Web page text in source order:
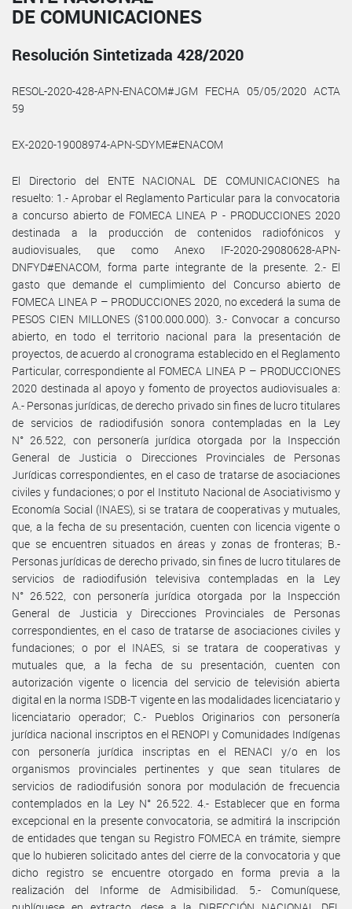
DE COMUNICACIONES
Resolución Sintetizada 428/2020
RESOL-2020-428-APN-ENACOM#JGM FECHA 05/05/2020 ACTA
59
EX-2020-19008974-APN-SDYME#ENACOM
El Directorio del ENTE NACIONAL DE COMUNICACIONES ha
resuelto: 1.- Aprobar el Reglamento Particular para la convocatoria
a concurso abierto de FOMECA LINEA P - PRODUCCIONES 2020
destinada a la producción de contenidos radiofónicos y
audiovisuales, que como Anexo IF-2020-29080628-APN-
DNFYD#ENACOM, forma parte integrante de la presente. 2.- El
gasto que demande el cumplimiento del Concurso abierto de
FOMECA LINEA P – PRODUCCIONES 2020, no excederá la suma de
PESOS CIEN MILLONES ($100.000.000). 3.- Convocar a concurso
abierto, en todo el territorio nacional para la presentación de
proyectos, de acuerdo al cronograma establecido en el Reglamento
Particular, correspondiente al FOMECA LINEA P – PRODUCCIONES
2020 destinada al apoyo y fomento de proyectos audiovisuales a:
A.- Personas jurídicas, de derecho privado sin fines de lucro titulares
de servicios de radiodifusión sonora contempladas en la Ley
N° 26.522, con personería jurídica otorgada por la Inspección
General de Justicia o Direcciones Provinciales de Personas
Jurídicas correspondientes, en el caso de tratarse de asociaciones
civiles y fundaciones; o por el Instituto Nacional de Asociativismo y
Economía Social (INAES), si se tratara de cooperativas y mutuales,
que, a la fecha de su presentación, cuenten con licencia vigente o
que se encuentren situados en áreas y zonas de fronteras; B.-
Personas jurídicas de derecho privado, sin fines de lucro titulares de
servicios de radiodifusión televisiva contempladas en la Ley
N° 26.522, con personería jurídica otorgada por la Inspección
General de Justicia y Direcciones Provinciales de Personas
correspondientes, en el caso de tratarse de asociaciones civiles y
fundaciones; o por el INAES, si se tratara de cooperativas y
mutuales que, a la fecha de su presentación, cuenten con
autorización vigente o licencia del servicio de televisión abierta
digital en la norma ISDB-T vigente en las modalidades licenciatario y
licenciatario operador; C.- Pueblos Originarios con personería
jurídica nacional inscriptos en el RENOPI y Comunidades Indígenas
con personería jurídica inscriptas en el RENACI y/o en los
organismos provinciales pertinentes y que sean titulares de
servicios de radiodifusión sonora por modulación de frecuencia
contemplados en la Ley N° 26.522. 4.- Establecer que en forma
excepcional en la presente convocatoria, se admitirá la inscripción
de entidades que tengan su Registro FOMECA en trámite, siempre
que lo hubieren solicitado antes del cierre de la convocatoria y que
dicho registro se encuentre otorgado en forma previa a la
realización del Informe de Admisibilidad. 5.- Comuníquese,